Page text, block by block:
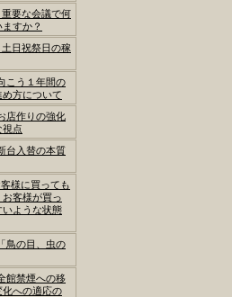
要な会議で何
すか？
日祝祭日の稼
こう１年間の
方について
店作りの強化
視点
台入替の本質
様に買っても
お客様が買っ
ような状態
鳥の目、虫の
館禁煙への移
への適応の